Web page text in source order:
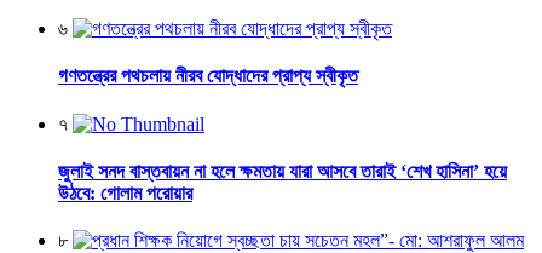
৬
গণতন্ত্রের পথচলায় নীরব যোদ্ধাদের প্রাপ্য স্বীকৃত
৭
জুলাই সনদ বাস্তবায়ন না হলে ক্ষমতায় যারা আসবে তারাই ‘শেখ হাসিনা’ হয়ে
উঠবে: গোলাম পরোয়ার
৮